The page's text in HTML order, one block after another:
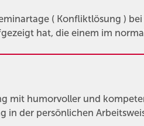
( Konfliktlösung )
hat, die einem im
mit humorvoller und
in der persönlichen